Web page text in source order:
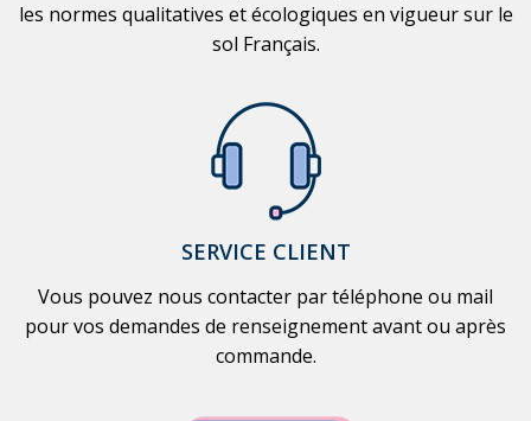
les normes qualitatives et écologiques en vigueur sur le
sol Français.
SERVICE CLIENT
Vous pouvez nous contacter par téléphone ou mail
pour vos demandes de renseignement avant ou après
commande.